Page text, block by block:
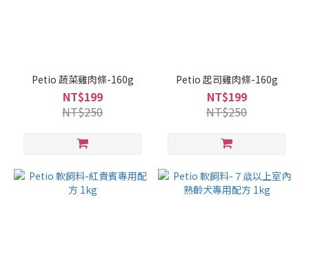
Petio 蔬菜雞肉條-160g
NT$199
NT$250
Petio 起司雞肉條-160g
NT$199
NT$250